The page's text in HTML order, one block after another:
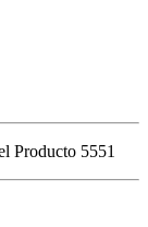
Producto 5551